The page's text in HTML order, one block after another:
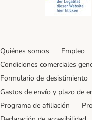
Quiénes somos Empleo
Condiciones comerciales
Formulario de desistimiento
Gastos de envío y plazo de
Programa de afiliación